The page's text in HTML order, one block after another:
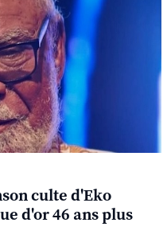
culte d'Eko
d'or 46 ans plus